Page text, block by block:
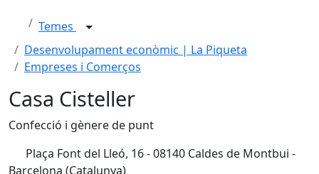
Temes
Desenvolupament econòmic | La Piqueta
Empreses i Comerços
Casa Cisteller
Confecció i gènere de punt
Plaça Font del Lleó, 16 - 08140 Caldes de Montbui -
Barcelona (Catalunya)